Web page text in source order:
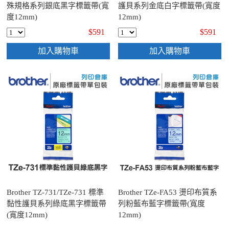
殊規格系列銀底黑字標籤帶(寬
度12mm)
$591
加入購物車
護貝系列金底白字標籤帶(寬度
12mm)
$591
加入購物車
Brother TZ-731/TZe-731 標準
黏性護貝系列綠底黑字標籤帶
(寬度12mm)
Brother TZe-FA53 燙印布質系
列粉藍布藍字標籤帶(寬度
12mm)